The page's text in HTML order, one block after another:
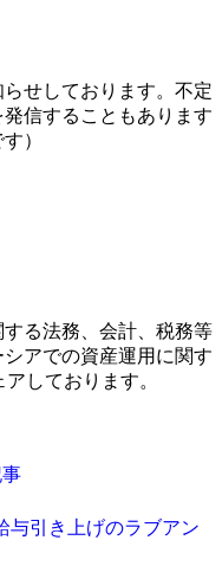
せしております。不定
信することもあります
）
る法務、会計、税務等
アでの資産運用に関す
しております。
与引き上げのラブアン